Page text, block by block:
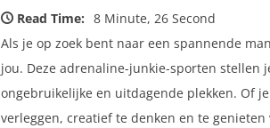
Read Time: 8 Minute, 26 Second
Als je op zoek bent naar een spannende
jou. Deze adrenaline-junkie-sporten stellen
ongebruikelijke en uitdagende plekken. Of
verleggen, creatief te denken en te